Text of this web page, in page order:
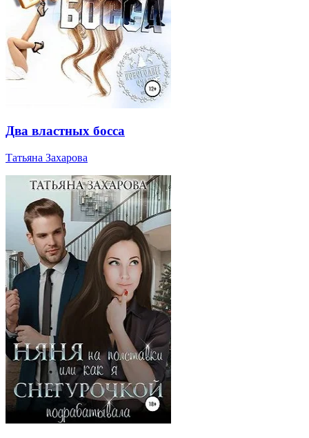
Два властных босса
Татьяна Захарова